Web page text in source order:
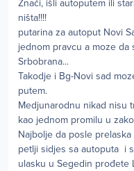
Znači, išli autoputem ili
ništa!!!!
putarina za autoput Novi
jednom pravcu a moze
Srbobrana...
Takodje i Bg-Novi sad
putem.
Medjunarodnu nikad nisu
kao jednom promilu u
Najbolje da posle
petlji sidjes sa autoputa i
ulasku u Segedin prođete